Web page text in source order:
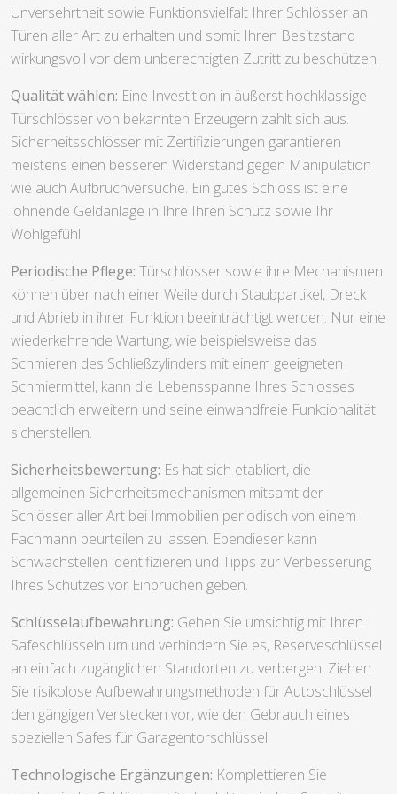
Unversehrtheit sowie Funktionsvielfalt Ihrer Schlösser an
Türen aller Art zu erhalten und somit Ihren Besitzstand
wirkungsvoll vor dem unberechtigten Zutritt zu beschützen.
Qualität wählen: Eine Investition in äußerst hochklassige
Türschlösser von bekannten Erzeugern zahlt sich aus.
Sicherheitsschlösser mit Zertifizierungen garantieren
meistens einen besseren Widerstand gegen Manipulation
wie auch Aufbruchversuche. Ein gutes Schloss ist eine
lohnende Geldanlage in Ihre Ihren Schutz sowie Ihr
Wohlgefühl.
Periodische Pflege: Türschlösser sowie ihre Mechanismen
können über nach einer Weile durch Staubpartikel, Dreck
und Abrieb in ihrer Funktion beeinträchtigt werden. Nur eine
wiederkehrende Wartung, wie beispielsweise das
Schmieren des Schließzylinders mit einem geeigneten
Schmiermittel, kann die Lebensspanne Ihres Schlosses
beachtlich erweitern und seine einwandfreie Funktionalität
sicherstellen.
Sicherheitsbewertung: Es hat sich etabliert, die
allgemeinen Sicherheitsmechanismen mitsamt der
Schlösser aller Art bei Immobilien periodisch von einem
Fachmann beurteilen zu lassen. Ebendieser kann
Schwachstellen identifizieren und Tipps zur Verbesserung
Ihres Schutzes vor Einbrüchen geben.
Schlüsselaufbewahrung: Gehen Sie umsichtig mit Ihren
Safeschlüsseln um und verhindern Sie es, Reserveschlüssel
an einfach zugänglichen Standorten zu verbergen. Ziehen
Sie risikolose Aufbewahrungsmethoden für Autoschlüssel
den gängigen Verstecken vor, wie den Gebrauch eines
speziellen Safes für Garagentorschlüssel.
Technologische Ergänzungen: Komplettieren Sie